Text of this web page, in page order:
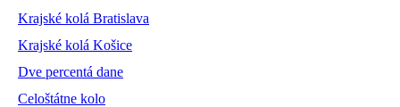
Krajské kolá Bratislava
Krajské kolá Košice
Dve percentá dane
Celoštátne kolo